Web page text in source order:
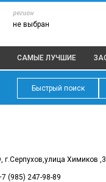
регион
не выбран
САМЫЕ ЛУЧШИЕ
Быстрый поиск
г.Серпухов,улица Химиков
(985) 247-98-89